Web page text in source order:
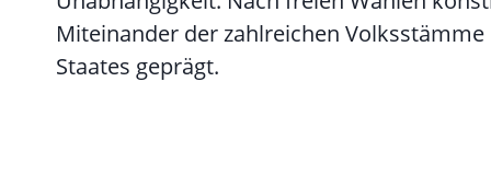
Miteinander der zahlreichen
Staates geprägt.